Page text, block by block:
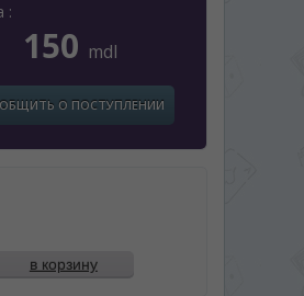
:
150 mdl
О ПОСТУПЛЕНИИ
в корзину